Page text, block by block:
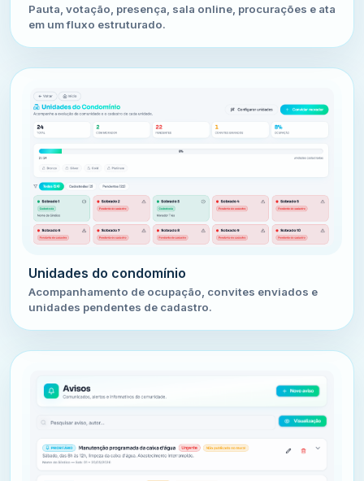
Pauta, votação, presença, sala online, procurações e ata
em um fluxo estruturado.
Unidades do condomínio
Acompanhamento de ocupação, convites enviados e
unidades pendentes de cadastro.